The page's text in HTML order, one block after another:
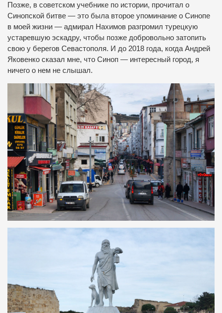
Позже, в советском учебнике по истории, прочитал о
Синопской битве — это была второе упоминание о Синопе
в моей жизни — адмирал Нахимов разгромил турецкую
устаревшую эскадру, чтобы позже добровольно затопить
свою у берегов Севастополя. И до 2018 года, когда Андрей
Яковенко сказал мне, что Синоп — интересный город, я
ничего о нем не слышал.